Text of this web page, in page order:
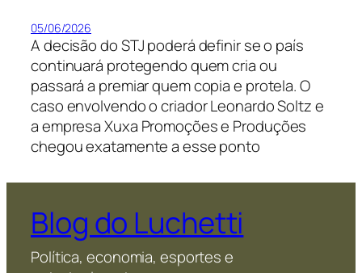
05/06/2026
A decisão do STJ poderá definir se o país
continuará protegendo quem cria ou
passará a premiar quem copia e protela. O
caso envolvendo o criador Leonardo Soltz e
a empresa Xuxa Promoções e Produções
chegou exatamente a esse ponto
Blog do Luchetti
Política, economia, esportes e